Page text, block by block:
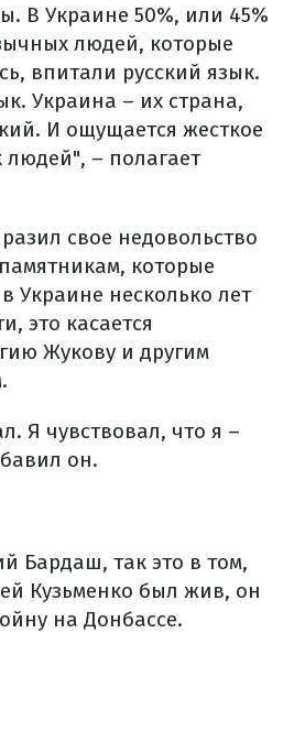
В Украине 50%, или 45%
людей, которые
впитали русский язык.
Украина – их страна,
И ощущается жесткое
людей", – полагает
свое недовольство
которые
Украине несколько лет
это касается
Жукову и другим
Я чувствовал, что я –
он.
Бардаш, так это в том,
Кузьменко был жив, он
на Донбассе.